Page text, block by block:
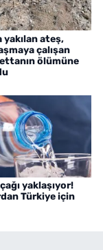
yakılan ateş,
çalışan
ölümüne
yaklaşıyor!
Türkiye için